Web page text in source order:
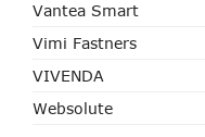
Vantea Smart
Vimi Fastners
VIVENDA
Websolute